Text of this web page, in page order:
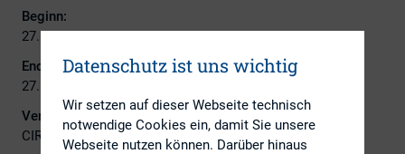
Beginn:
27. Mai 2021
Ende:
27. Mai 2021
Veranstalter:
CIRA - CERCLE INVESTOR RELATIONS AUSTRIA
Datenschutz ist uns wichtig
Wir setzen auf dieser Webseite technisch
notwendige Cookies ein, damit Sie unsere
Webseite nutzen können. Darüber hinaus